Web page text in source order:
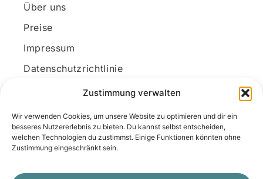
Zustimmung verwalten
Wir verwenden Cookies, um unsere Website zu optimieren und dir ein
besseres Nutzererlebnis zu bieten. Du kannst selbst entscheiden,
welchen Technologien du zustimmst. Einige Funktionen könnten ohne
Zustimmung eingeschränkt sein.
Über uns
Preise
Impressum
Datenschutzrichtlinie
Kundenkonto
Unsere Kontaktdaten
E-Mail: kontakt@docanonym.com